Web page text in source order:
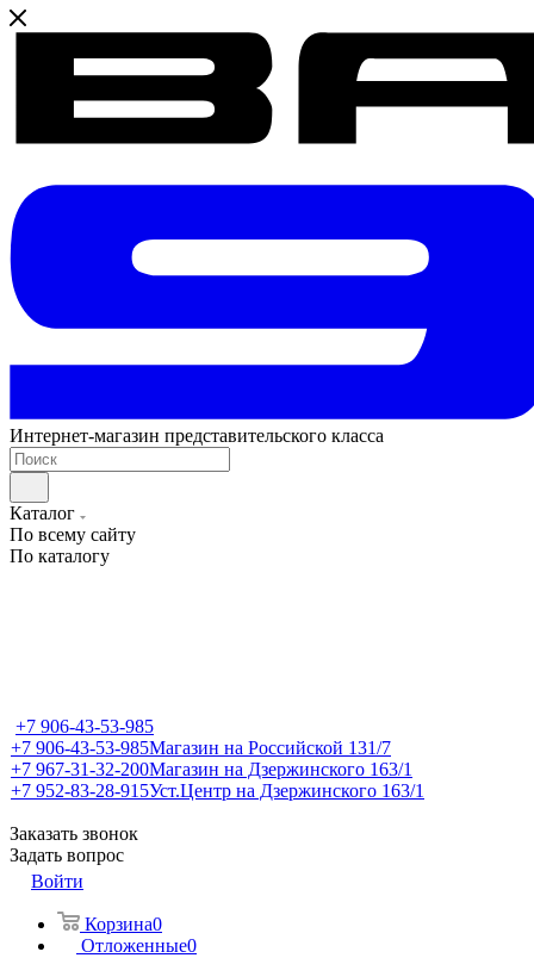
Интернет-магазин представительского класса
Каталог
По всему сайту
По каталогу
+7 906-43-53-985
+7 906-43-53-985Магазин на Российской 131/7
+7 967-31-32-200Магазин на Дзержинского 163/1
+7 952-83-28-915Уст.Центр на Дзержинского 163/1
Заказать звонок
Задать вопрос
Войти
Корзина0
Отложенные0